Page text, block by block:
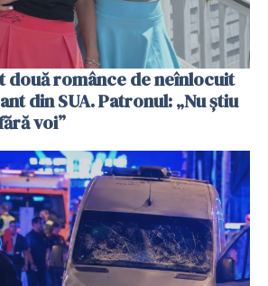
două românce de neînlocuit
din SUA. Patronul: „Nu știu
voi”